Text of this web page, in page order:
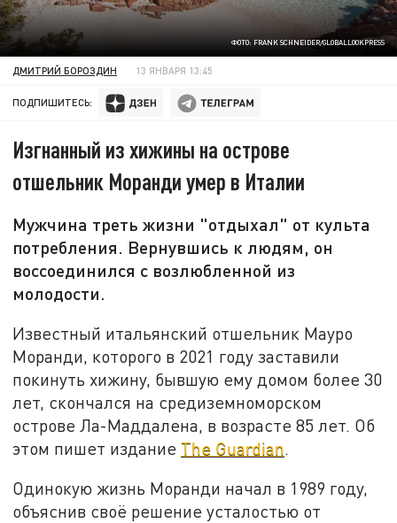
ФОТО: FRANK SCHNEIDER/GLOBALLOOKPRESS
ДМИТРИЙ БОРОЗДИН 13 ЯНВАРЯ 13:45
ПОДПИШИТЕСЬ:
Изгнанный из хижины на острове
отшельник Моранди умер в Италии
Мужчина треть жизни "отдыхал" от культа
потребления. Вернувшись к людям, он
воссоединился с возлюбленной из
молодости.
Известный итальянский отшельник Мауро
Моранди, которого в 2021 году заставили
покинуть хижину, бывшую ему домом более 30
лет, скончался на средиземноморском
острове Ла-Маддалена, в возрасте 85 лет. Об
этом пишет издание The Guardian.
Одинокую жизнь Моранди начал в 1989 году,
объяснив своё решение усталостью от